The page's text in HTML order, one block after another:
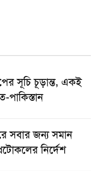
সূচি চূড়ান্ত, একই
পাকিস্তান
সবার জন্য সমান
নির্দেশ